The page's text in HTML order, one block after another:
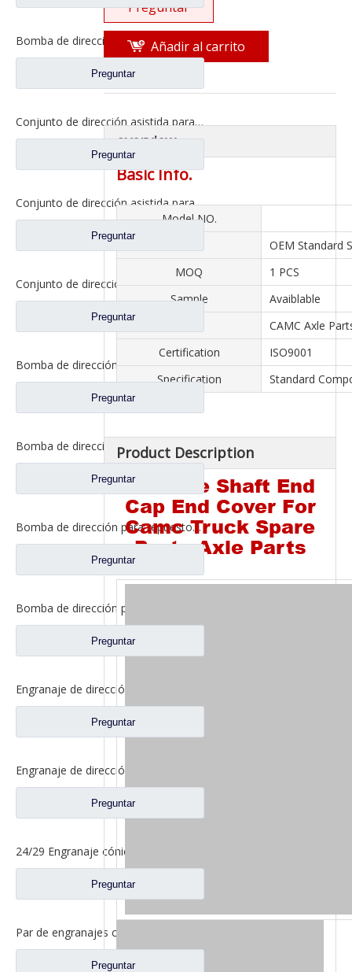
Bomba de dirección para repuestos de camiones Shacman Delong F2000 F3000 DZ9100130045
Preguntar
Conjunto de dirección asistida para repuestos de camiones Sinotruk Howo WG9925477132
Preguntar
Conjunto de dirección asistida para repuestos de camiones Sinotruk Howo 8098957111
Preguntar
Conjunto de dirección asistida para repuestos de camiones Sinotruk Howo WG8780478228
Preguntar
Bomba de dirección para repuestos de camiones Sinotruk Howo WG99314761371
Preguntar
Bomba de dirección para repuestos de camiones Sinotruk Howo WG9731471220
Preguntar
Bomba de dirección para repuestos de camiones Sinotruk Howo WG9619470080
Preguntar
Preguntar
Preguntar
Preguntar
Preguntar
Preguntar
Preguntar
Añadir al carrito
overview
Basic Info.
Model NO.
OEM Standard
MOQ
1 PCS
Sample
Avaiblable
CAMC Axle
Certification
ISO9001
Specification
Standard
Product Description
Balance Shaft End
Cap End Cover For
Camc Truck Spare
Parts Axle Parts